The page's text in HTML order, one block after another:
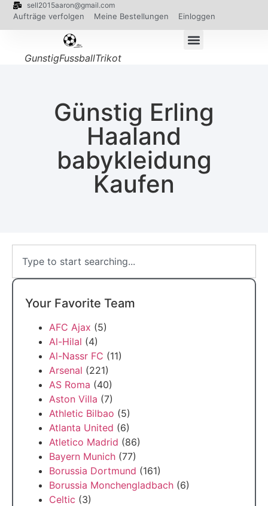
sell2015aaron@gmail.com
Aufträge verfolgen Meine Bestellungen Einloggen
GunstigFussballTrikot
Günstig Erling
Haaland
babykleidung
Kaufen
Your Favorite Team
AFC Ajax (5)
Al-Hilal (4)
Al-Nassr FC (11)
Arsenal (221)
AS Roma (40)
Aston Villa (7)
Athletic Bilbao (5)
Atlanta United (6)
Atletico Madrid (86)
Bayern Munich (77)
Borussia Dortmund (161)
Borussia Monchengladbach (6)
Celtic (3)